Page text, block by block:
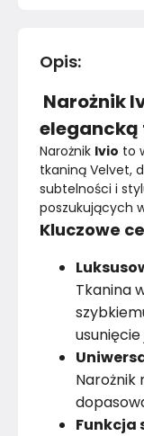
Wysokość nóżek
Materiał
Kolor nóżek
Pomieszczenie
Montaż
Opis:
Narożnik
elegancką
Narożnik Ivio to
tkaniną Velvet,
subtelności i
poszukujących
Kluczowe
Tkanina
Narożnik
Funkcja